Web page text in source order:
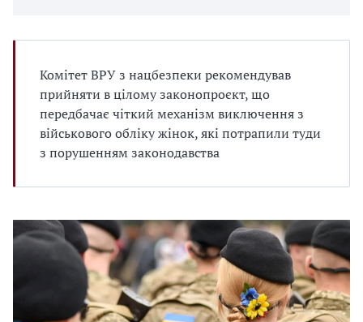
Комітет ВРУ з нацбезпеки рекомендував
прийняти в цілому законопроєкт, що
передбачає чіткий механізм виключення з
військового обліку жінок, які потрапили туди
з порушенням законодавства